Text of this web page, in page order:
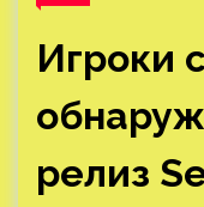
Игроки
релиз